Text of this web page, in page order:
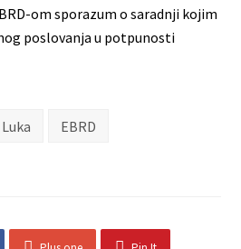
om sporazum o saradnji kojim
poslovanja u potpunosti
EBRD